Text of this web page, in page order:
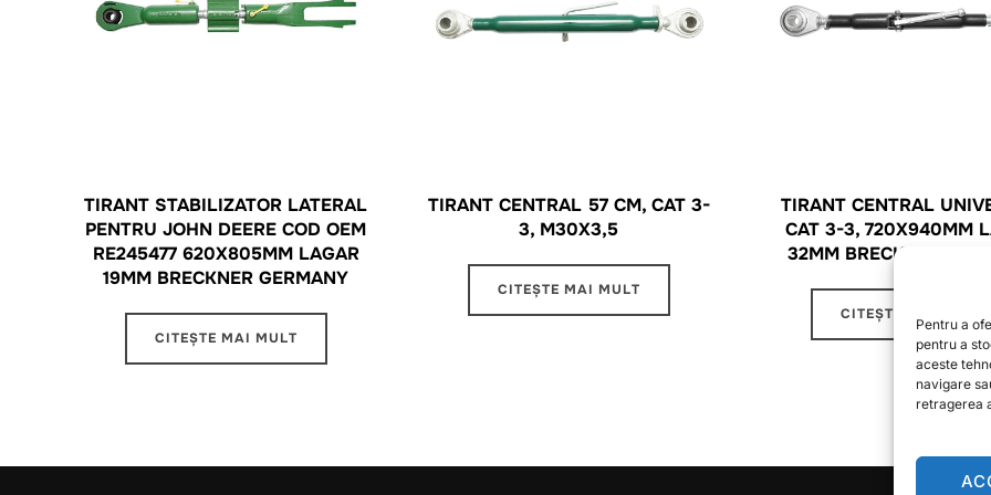
Pentru a
pentru a
aceste
navigare
retragerea
TIRANT STABILIZATOR LATERAL
PENTRU JOHN DEERE COD OEM
RE245477 620X805MM LAGAR
19MM BRECKNER GERMANY
CITEȘTE MAI MULT
TIRANT CENTRAL 57 CM, CAT 3-
3, M30X3,5
CITEȘTE MAI MULT
TIRANT CENTRAL
CAT 3-3, 720X940MM
32MM BRECKNER
CITEȘTE MAI MULT